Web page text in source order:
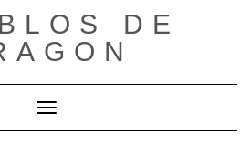
DE
Cambiar modo de navegación